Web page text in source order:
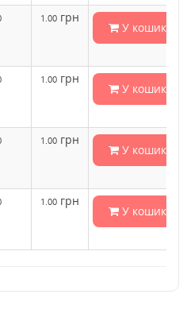
1.00 грн
У кошик
1.00 грн
У кошик
1.00 грн
У кошик
1.00 грн
У кошик